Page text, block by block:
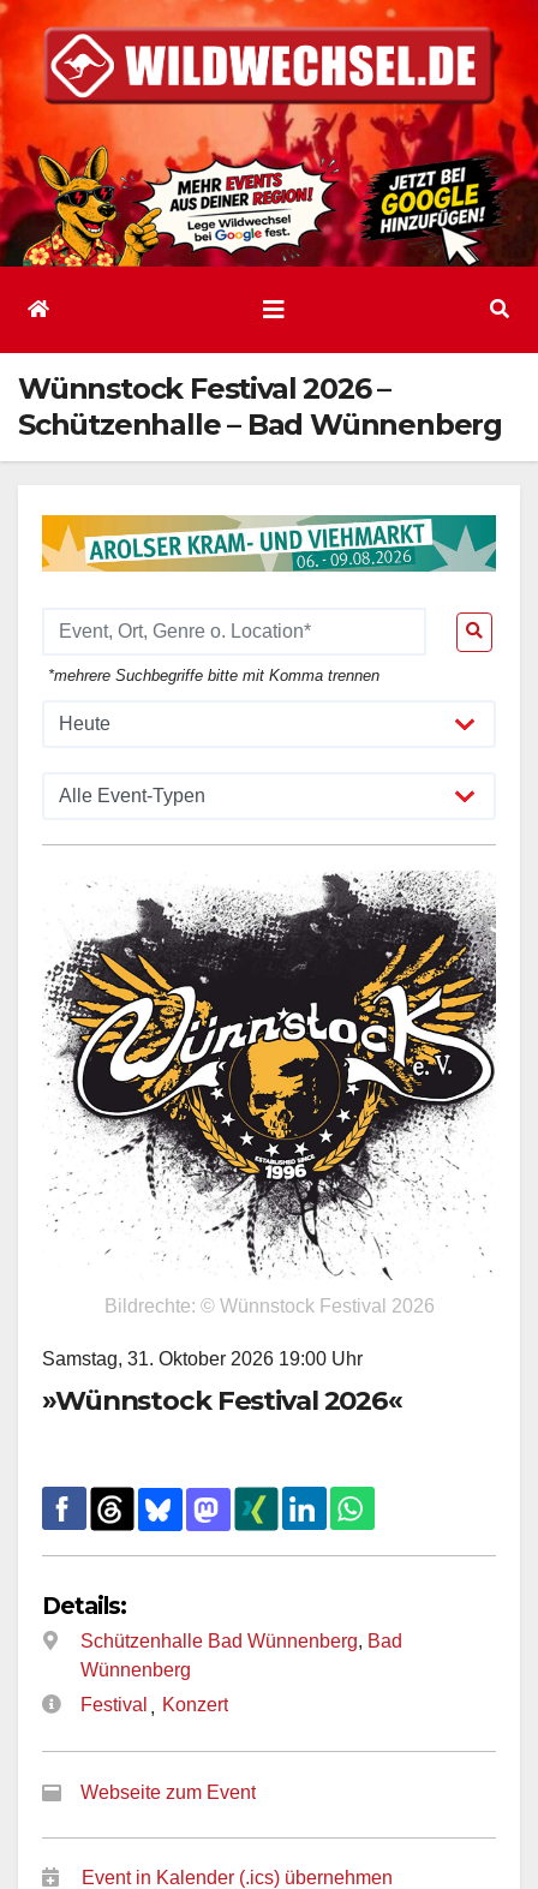
Inhalt
springen
Wünnstock Festival 2026 –
Schützenhalle – Bad Wünnenberg
*mehrere Suchbegriffe bitte mit Komma trennen
Bildrechte: © Wünnstock Festival 2026
Samstag, 31. Oktober 2026 19:00 Uhr
»Wünnstock Festival 2026«
Details:
Schützenhalle Bad Wünnenberg, Bad
Wünnenberg
Festival , Konzert
Webseite zum Event
Event in Kalender (.ics) übernehmen